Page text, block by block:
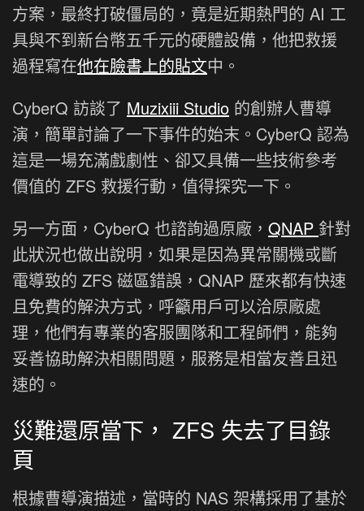
方案，最終打破僵局的，竟是近期熱門的 AI 工
具與不到新台幣五千元的硬體設備，他把救援
過程寫在他在臉書上的貼文中。
CyberQ 訪談了 Muzixiii Studio 的創辦人曹導
演，簡單討論了一下事件的始末。CyberQ 認為
這是一場充滿戲劇性、卻又具備一些技術參考
價值的 ZFS 救援行動，值得探究一下。
另一方面，CyberQ 也諮詢過原廠， QNAP 針對
此狀況也做出說明，如果是因為異常關機或斷
電導致的 ZFS 磁區錯誤，QNAP 歷來都有快速
且免費的解決方式，呼籲用戶可以洽原廠處
理，他們有專業的客服團隊和工程師們，能夠
妥善協助解決相關問題，服務是相當友善且迅
速的。
災難還原當下， ZFS 失去了目錄
頁
根據曹導演描述，當時的 NAS 架構採用了基於